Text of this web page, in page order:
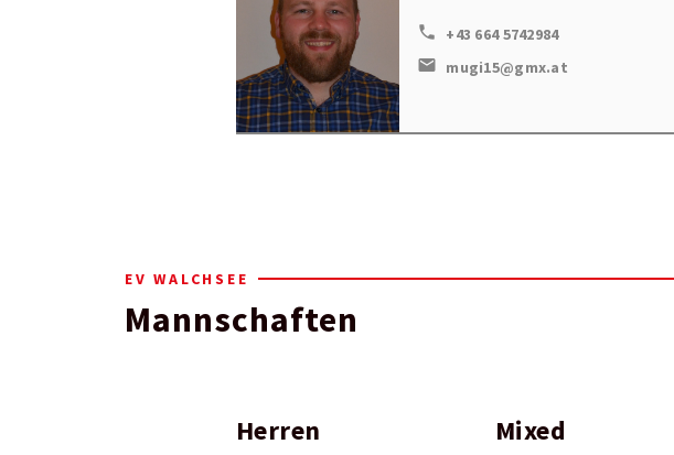
local_phone
+43 664 5742984
mail mugi15@gmx.at
EV WALCHSEE
Mannschaften
Herren Mixed